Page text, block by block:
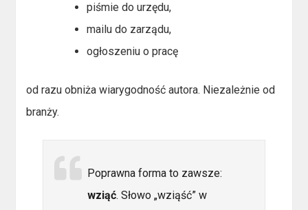
piśmie do urzędu,
mailu do zarządu,
ogłoszeniu o pracę
od razu obniża wiarygodność autora. Niezależnie od
branży.
Poprawna forma to zawsze:
wziąć. Słowo „wziąść” w